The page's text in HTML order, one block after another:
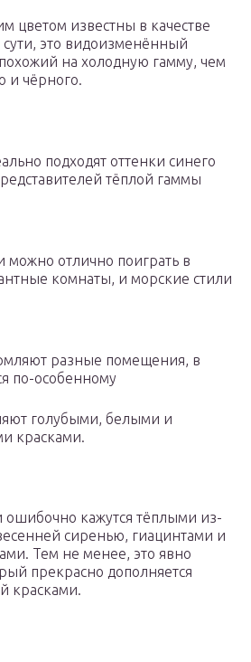
цветом известны в качестве
это видоизменённый
на холодную гамму, чем
и чёрного.
подходят оттенки синего
тёплой гаммы
можно отлично поиграть в
комнаты, и морские стили
разные помещения, в
по-особенному
голубыми, белыми и
красками.
кажутся тёплыми из-
сиренью, гиацинтами и
Тем не менее, это явно
прекрасно дополняется
красками.